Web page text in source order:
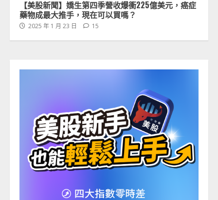
【美股新聞】嬌生第四季營收爆衝225億美元，癌症
藥物成最大推手，現在可以買嗎？
2025 年 1 月 23 日 15